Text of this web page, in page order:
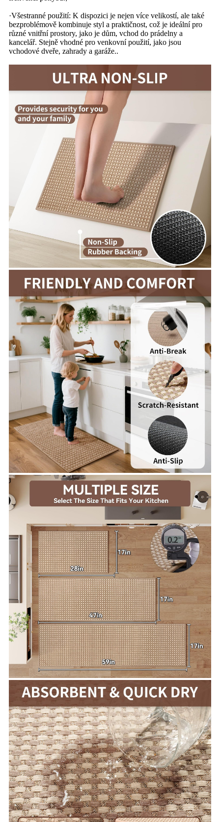
·Všestranné použití: K dispozici je nejen více velikostí, ale také
bezproblémově kombinuje styl a praktičnost, což je ideální pro
různé vnitřní prostory, jako je dům, vchod do prádelny a
kancelář. Stejně vhodné pro venkovní použití, jako jsou
vchodové dveře, zahrady a garáže..